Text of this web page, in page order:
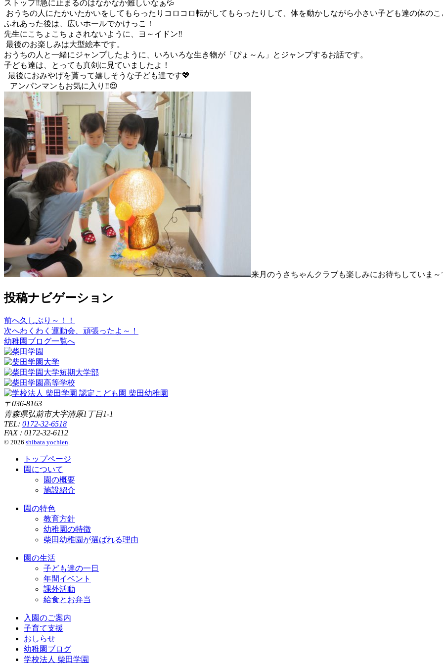
ストップ‼急に止まるのはなかなか難しいなぁ💦
おうちの人にたかいたかいをしてもらったりコロコロ転がしてもらったりして、体を動かしながら小さい子ども達の体の
ふれあった後は、広いホールでかけっこ！
先生にこちょこちょされないように、ヨ～イドン‼
最後のお楽しみは大型絵本です。
おうちの人と一緒にジャンプしたように、いろいろな生き物が「ぴょ～ん」とジャンプするお話です。
子ども達は、とっても真剣に見ていましたよ！
最後におみやげを貰って嬉しそうな子ども達です💖
アンパンマンもお気に入り‼😍
来月のうさちゃんクラブも楽しみにお待ちしていま～
投稿ナビゲーション
前へ久しぶり～！！
次へわくわく運動会、頑張ったよ～！
幼稚園ブログ一覧へ
〒036-8163
青森県弘前市大字清原1丁目1-1
TEL: 0172-32-6518
FAX : 0172-32-6112
© 2026 shibata yochien
トップページ
園について
園の概要
施設紹介
園の特色
教育方針
幼稚園の特徴
柴田幼稚園が選ばれる理由
園の生活
子ども達の一日
年間イベント
課外活動
給食とお弁当
入園のご案内
子育て支援
おしらせ
幼稚園ブログ
学校法人 柴田学園